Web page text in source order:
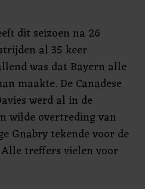
dit seizoen na 26
al 35 keer
was dat Bayern alle
maakte. De Canadese
werd al in de
wilde overtreding van
Gnabry tekende voor de
treffers vielen voor